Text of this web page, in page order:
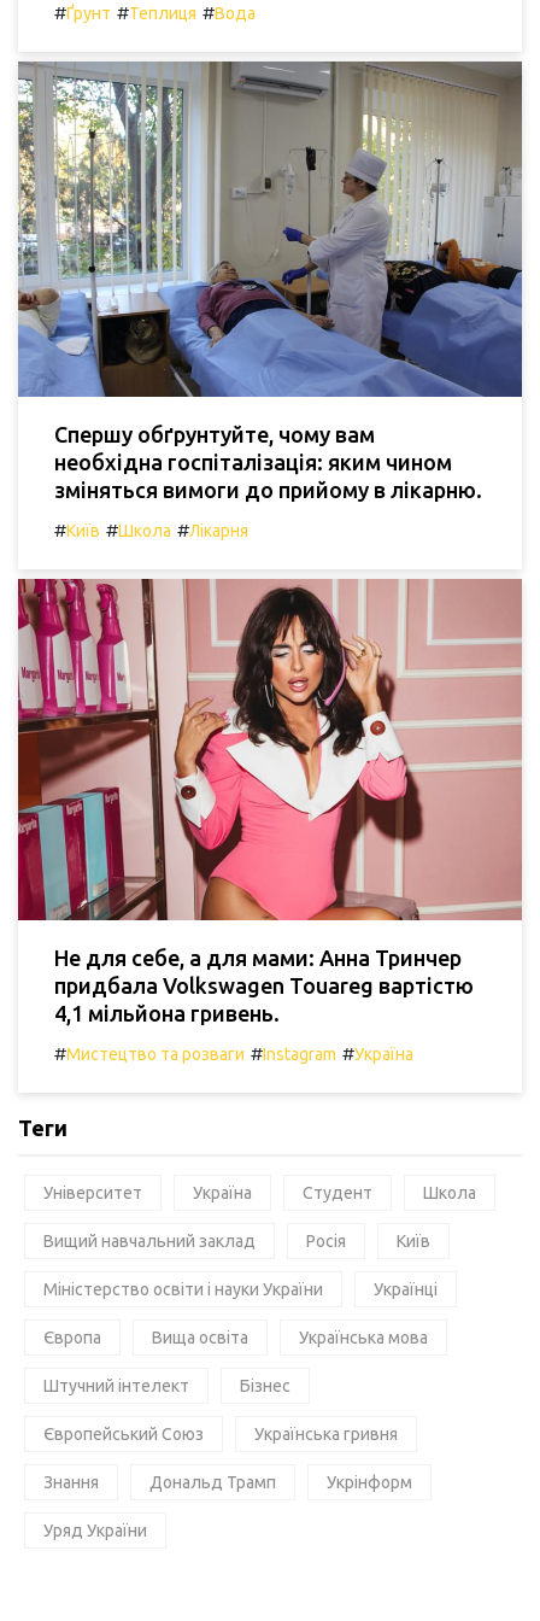
#Ґрунт #Теплиця #Вода
Спершу обґрунтуйте, чому вам
необхідна госпіталізація: яким чином
зміняться вимоги до прийому в лікарню.
#Київ #Школа #Лікарня
Не для себе, а для мами: Анна Тринчер
придбала Volkswagen Touareg вартістю
4,1 мільйона гривень.
#Мистецтво та розваги #Instagram #Україна
Теги
Університет Україна Студент Школа
Вищий навчальний заклад Росія Київ
Міністерство освіти і науки України Українці
Європа Вища освіта Українська мова
Штучний інтелект Бізнес
Європейський Союз Українська гривня
Знання Дональд Трамп Укрінформ
Уряд України